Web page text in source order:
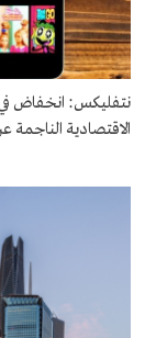
نتفليكس: انخفاض
الاقتصادية